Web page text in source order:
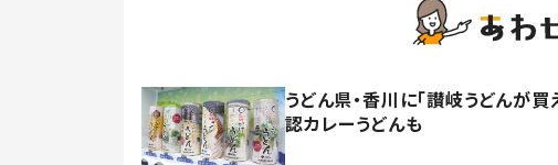
うどん県・香川に「讃岐うどんが
認カレーうどんも